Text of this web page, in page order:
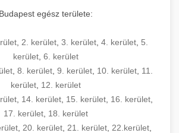
teljes kínálata -
mosogatógép és tisztítóberendezések
számára.
gépek szakmai választéka -
iparikonyhagepek.hu
sajtreszelő és aprítógépek
eszközökig mindent egy helyen
tanácsadóink segítenek a
kiválasztásában, a
optimális elrendezésének
valamint a telepítés és az
koordinálásában. Hosszú távú
szerviz és folyamatos műszaki
Budapest egész területe:
2. kerület 3. kerület 4. kerület 5.
kerület 6. kerület
, 8. kerület, 9. kerület, 10. kerület, 11.
kerület 12. kerület
14. kerület 15. kerület 16. kerület
17. kerület 18. kerület
20. kerület 21. kerület 22.kerület